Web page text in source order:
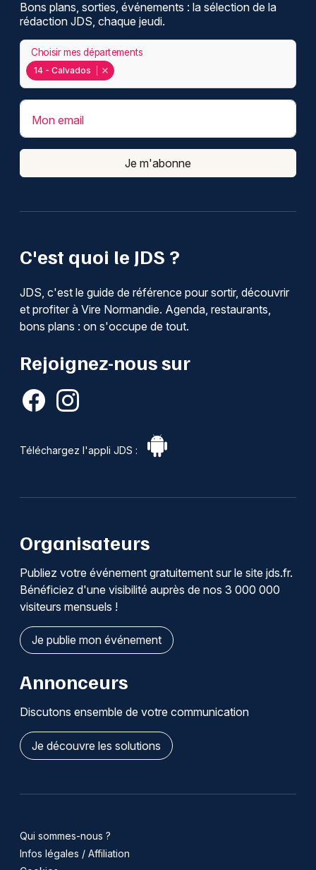
C'est quoi le JDS ?
JDS, c'est le guide de référence pour sortir, découvrir
et profiter à Vire Normandie. Agenda, restaurants,
bons plans : on s'occupe de tout.
Rejoignez-nous sur
Téléchargez l'appli JDS :
Bons plans, sorties, événements : la sélection de la
rédaction JDS, chaque jeudi.
14 - Calvados
Choisir mes départements
Mon email
Je m'abonne
Organisateurs
Publiez votre événement gratuitement sur le site jds.fr.
Bénéficiez d'une visibilité auprès de nos 3 000 000
visiteurs mensuels !
Je publie mon événement
Annonceurs
Discutons ensemble de votre communication
Je découvre les solutions
Qui sommes-nous ?
Infos légales / Affiliation